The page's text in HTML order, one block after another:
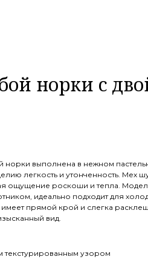
норки с
норки выполнена в нежном
легкость и утонченность. Мех
ощущение роскоши и тепла.
идеально подходит для
прямой крой и слегка
вид.
узором